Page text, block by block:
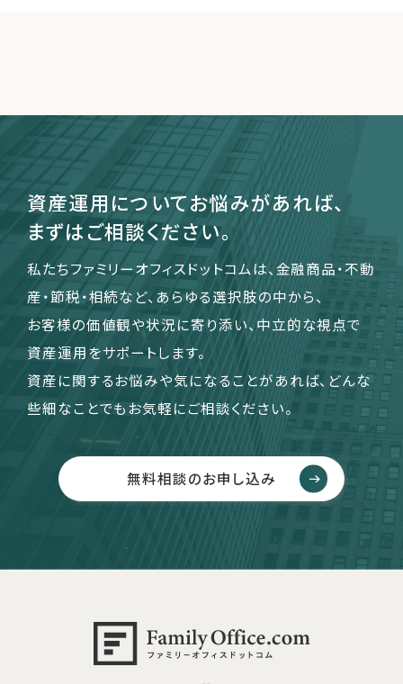
資産運用についてお悩みがあれば、
まずはご相談ください。
私たちファミリーオフィスドットコムは、金融商品・不動
産・節税・相続など、あらゆる選択肢の中から、
お客様の価値観や状況に寄り添い、中立的な視点で
資産運用をサポートします。
資産に関するお悩みや気になることがあれば、どんな
些細なことでもお気軽にご相談ください。
無料相談のお申し込み